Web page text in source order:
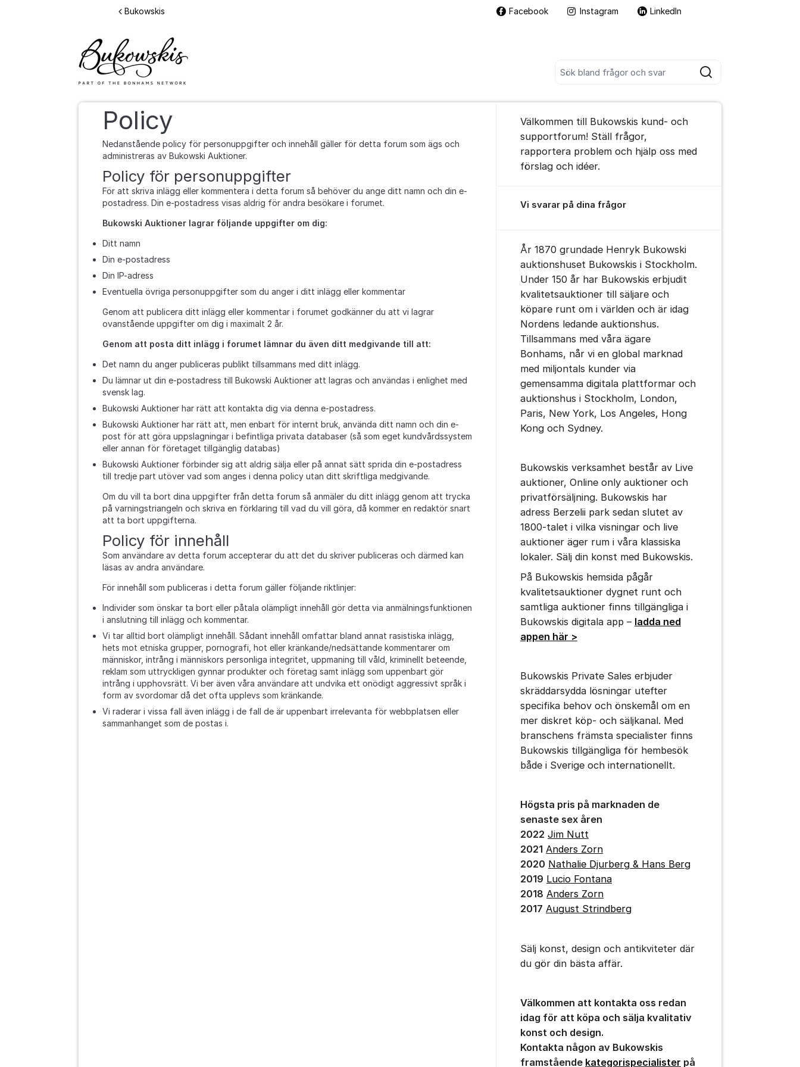
Sök
Bukowskis Facebook Instagram LinkedInFler supportlänkar
Policy
Nedanstående policy för personuppgifter och innehåll gäller för detta forum som ägs och
administreras av Bukowski Auktioner.
Policy för personuppgifter
För att skriva inlägg eller kommentera i detta forum så behöver du ange ditt namn och din e-
postadress. Din e-postadress visas aldrig för andra besökare i forumet.
Bukowski Auktioner lagrar följande uppgifter om dig:
Ditt namn
Din e-postadress
Din IP-adress
Eventuella övriga personuppgifter som du anger i ditt inlägg eller kommentar
Genom att publicera ditt inlägg eller kommentar i forumet godkänner du att vi lagrar
ovanstående uppgifter om dig i maximalt 2 år.
Genom att posta ditt inlägg i forumet lämnar du även ditt medgivande till att:
Det namn du anger publiceras publikt tillsammans med ditt inlägg.
Du lämnar ut din e-postadress till Bukowski Auktioner att lagras och användas i enlighet med
svensk lag.
Bukowski Auktioner har rätt att kontakta dig via denna e-postadress.
Bukowski Auktioner har rätt att, men enbart för internt bruk, använda ditt namn och din e-
post för att göra uppslagningar i befintliga privata databaser (så som eget kundvårdssystem
eller annan för företaget tillgänglig databas)
Bukowski Auktioner förbinder sig att aldrig sälja eller på annat sätt sprida din e-postadress
till tredje part utöver vad som anges i denna policy utan ditt skriftliga medgivande.
Om du vill ta bort dina uppgifter från detta forum så anmäler du ditt inlägg genom att trycka
på varningstriangeln och skriva en förklaring till vad du vill göra, då kommer en redaktör snart
att ta bort uppgifterna.
Policy för innehåll
Som användare av detta forum accepterar du att det du skriver publiceras och därmed kan
läsas av andra användare.
För innehåll som publiceras i detta forum gäller följande riktlinjer:
Individer som önskar ta bort eller påtala olämpligt innehåll gör detta via anmälningsfunktionen
i anslutning till inlägg och kommentar.
Vi tar alltid bort olämpligt innehåll. Sådant innehåll omfattar bland annat rasistiska inlägg,
hets mot etniska grupper, pornografi, hot eller kränkande/nedsättande kommentarer om
människor, intrång i människors personliga integritet, uppmaning till våld, kriminellt beteende,
reklam som uttryckligen gynnar produkter och företag samt inlägg som uppenbart gör
intrång i upphovsrätt. Vi ber även våra användare att undvika ett onödigt aggressivt språk i
form av svordomar då det ofta upplevs som kränkande.
Vi raderar i vissa fall även inlägg i de fall de är uppenbart irrelevanta för webbplatsen eller
sammanhanget som de postas i.
Välkommen till Bukowskis kund- och
supportforum! Ställ frågor,
rapportera problem och hjälp oss med
förslag och idéer.
Vi svarar på dina frågor
År 1870 grundade Henryk Bukowski
auktionshuset Bukowskis i Stockholm.
Under 150 år har Bukowskis erbjudit
kvalitetsauktioner till säljare och
köpare runt om i världen och är idag
Nordens ledande auktionshus.
Tillsammans med våra ägare
Bonhams, når vi en global marknad
med miljontals kunder via
gemensamma digitala plattformar och
auktionshus i Stockholm, London,
Paris, New York, Los Angeles, Hong
Kong och Sydney.
Bukowskis verksamhet består av Live
auktioner, Online only auktioner och
privatförsäljning. Bukowskis har
adress Berzelii park sedan slutet av
1800-talet i vilka visningar och live
auktioner äger rum i våra klassiska
lokaler. Sälj din konst med Bukowskis.
På Bukowskis hemsida pågår
kvalitetsauktioner dygnet runt och
samtliga auktioner finns tillgängliga i
Bukowskis digitala app – ladda ned
appen här >
Bukowskis Private Sales erbjuder
skräddarsydda lösningar utefter
specifika behov och önskemål om en
mer diskret köp- och säljkanal. Med
branschens främsta specialister finns
Bukowskis tillgängliga för hembesök
både i Sverige och internationellt.
Högsta pris på marknaden de
senaste sex åren
2022 Jim Nutt
2021 Anders Zorn
2020 Nathalie Djurberg & Hans Berg
2019 Lucio Fontana
2018 Anders Zorn
2017 August Strindberg
Sälj konst, design och antikviteter där
du gör din bästa affär.
Välkommen att kontakta oss redan
idag för att köpa och sälja kvalitativ
konst och design.
Kontakta någon av Bukowskis
framstående kategorispecialister på